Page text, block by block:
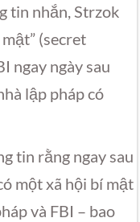
tin nhắn, Strzok
(secret
ngay ngày sau
lập pháp có
tin rằng ngay sau
một xã hội bí mật
và FBI – bao